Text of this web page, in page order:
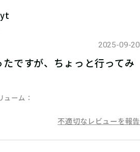
2025-09-20
ですが、ちょっと行ってみ
ューム
不適切なレビューを報告